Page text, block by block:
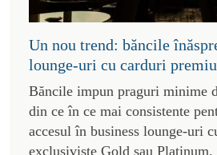
Un nou trend: băncile
lounge-uri cu carduri
Băncile impun praguri minime
din ce în ce mai consistente
accesul în business lounge-uri
exclusiviste Gold sau Platinum.